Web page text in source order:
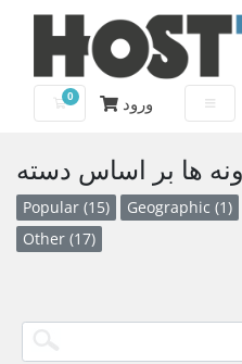
0
کارت خرید ورود
ها بر اساس دسته
Popular (15) Geographic (1)
Other (17)